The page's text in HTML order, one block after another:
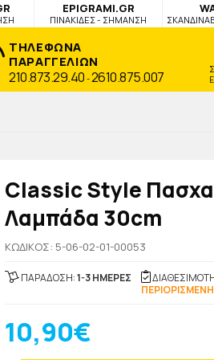
EPIGRAMI.GR
ΠΙΝΑΚΙΔΕΣ - ΣΗΜΑΝΣΗ
ΤΗΛΕΦΩΝΑ
ΠΑΡΑΓΓΕΛΙΩΝ
210.873.29.40 -2610.875.007
Classic Style
Λαμπάδα 30cm
KΩΔΙΚΟΣ: 5-06-02-01-00053
ΠΑΡΑΔΟΣΗ:1-3 ΗΜΕΡΕΣ
ΠΕΡΙΟΡΙΣΜΕΝΗ
10,90€